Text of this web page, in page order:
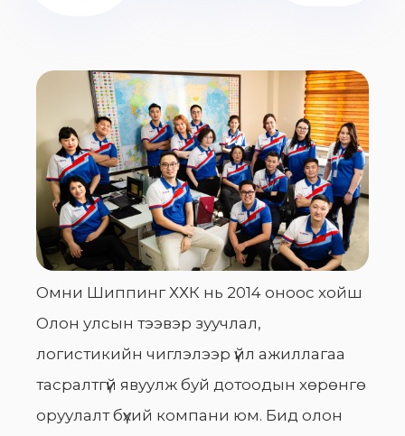
Омни Шиппинг ХХК нь 2014 оноос хойш
Олон улсын тээвэр зуучлал,
логистикийн чиглэлээр үйл ажиллагаа
тасралтгүй явуулж буй дотоодын хөрөнгө
оруулалт бүхий компани юм. Бид олон